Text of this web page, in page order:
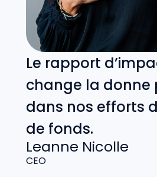
Le rapport
change la donne
dans nos efforts
de fonds.
Leanne Nicolle
CEO